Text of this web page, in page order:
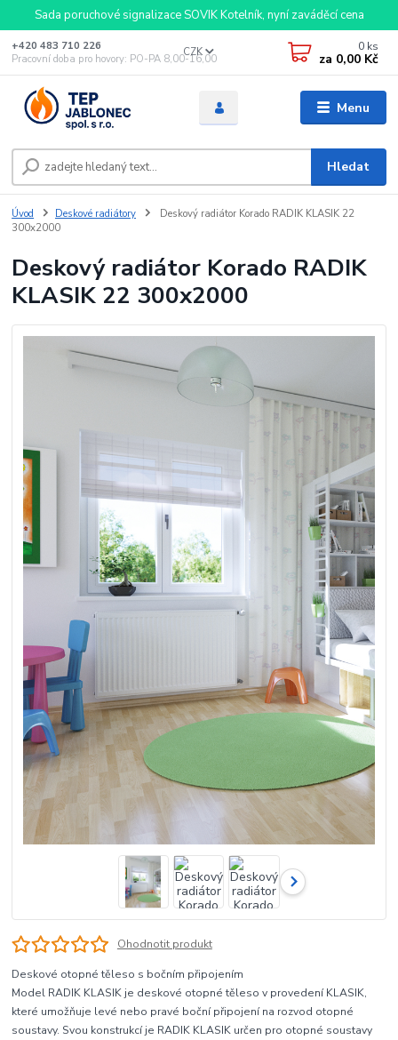
Sada poruchové signalizace SOVIK Kotelník, nyní zaváděcí cena
Menu
CZK
Hledat
+420 483 710 226
Pracovní doba pro hovory: PO-PA 8,00-16,00
0 ks
za 0,00 Kč
Úvod Deskové radiátory
Deskový radiátor Korado RADIK KLASIK 22
300x2000
Deskový radiátor Korado RADIK
KLASIK 22 300x2000
Ohodnotit produkt
Deskové otopné těleso s bočním připojením
Model RADIK KLASIK je deskové otopné těleso v provedení KLASIK,
které umožňuje levé nebo pravé boční připojení na rozvod otopné
soustavy. Svou konstrukcí je RADIK KLASIK určen pro otopné soustavy